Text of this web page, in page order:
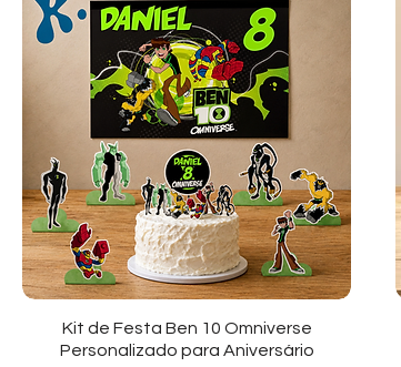
Visualização rápida
Kit de Festa Ben 10 Omniverse
Personalizado para Aniversário